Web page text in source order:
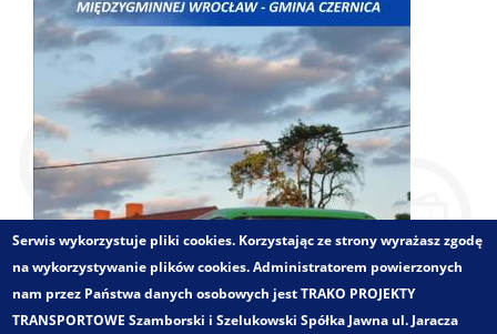
Serwis wykorzystuje pliki cookies. Korzystając ze strony wyrażasz zgodę
na wykorzystywanie plików cookies. Administratorem powierzonych
nam przez Państwa danych osobowych jest TRAKO PROJEKTY
TRANSPORTOWE Szamborski i Szelukowski Spółka Jawna ul. Jaracza